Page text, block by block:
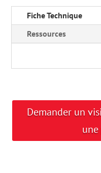
Fiche Technique
Ressources
Demander un